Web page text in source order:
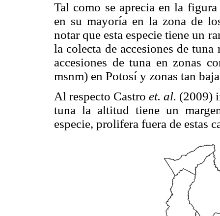
Tal como se aprecia en la
en su mayoría en la zona de
notar que esta especie tiene un
la colecta de accesiones de
accesiones de tuna en zonas
msnm) en Potosí y zonas tan
Al respecto Castroet. al. (2009)
tuna la altitud tiene un
especie, prolifera fuera de estas